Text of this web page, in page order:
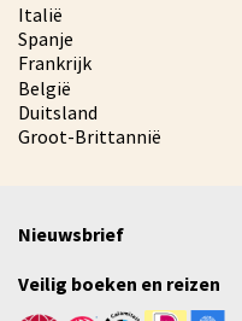
Italië
Spanje
Frankrijk
België
Duitsland
Groot-Brittannië
Nieuwsbrief
Veilig boeken en reizen